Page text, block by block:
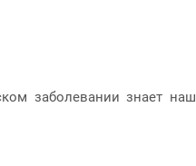
заболевании знает наш